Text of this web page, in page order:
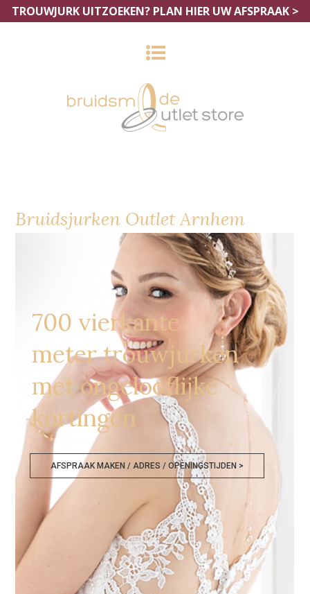
TROUWJURK UITZOEKEN? PLAN HIER UW AFSPRAAK >
Bruidsjurken Outlet Arnhem
700 vierkante
meter trouwjurken
met ongelooflijke
kortingen
AFSPRAAK MAKEN / ADRES / OPENINGSTIJDEN >